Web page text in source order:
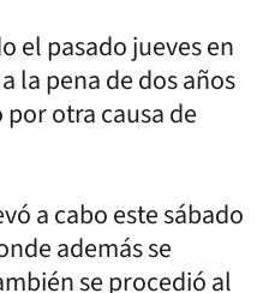
el pasado jueves en
la pena de dos años
otra causa de
a cabo este sábado
además se
se procedió al